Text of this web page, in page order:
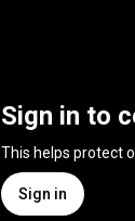
Sign in to
This helps protect
Sign in